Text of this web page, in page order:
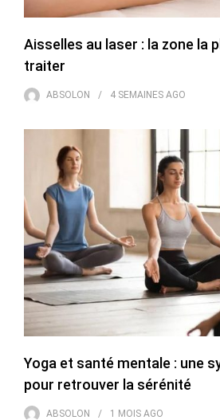
Aisselles au laser : la zone la
traiter
ABSOLON 4 SEMAINES AGO
Yoga et santé mentale : une
pour retrouver la sérénité
ABSOLON 1 MOIS AGO